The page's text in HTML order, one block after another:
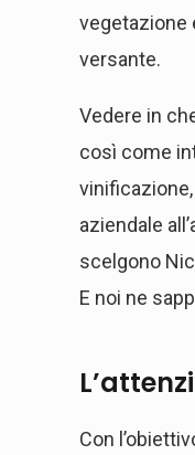
vegetazione
versante.
Vedere in
così come
aziendale
scelgono
E noi ne
Con